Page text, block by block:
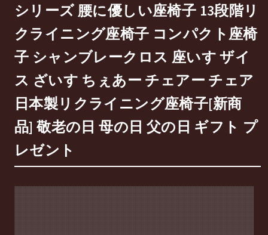
シリーズ 腰に優しい座椅子 13段階リ
クライニング座椅子 コンパクト座椅
子 シャンブレークロス 座いす ザイ
ス ざいす ちぇあー チェアー チェア
日本製リクライニング座椅子[新商
品] 敬老の日 母の日 父の日 ギフト プ
レゼント